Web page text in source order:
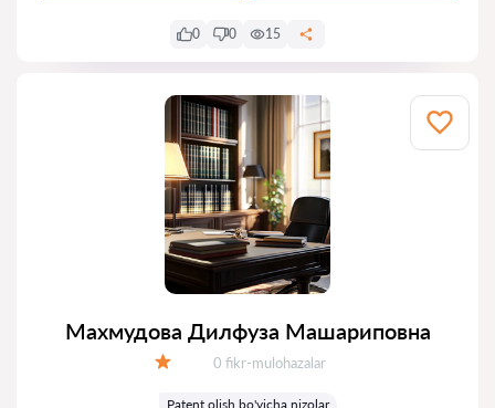
0 0 15
Махмудова Дилфуза Машариповна
Fikrlar:
0 fikr-mulohazalar
Patent olish bo'yicha nizolar